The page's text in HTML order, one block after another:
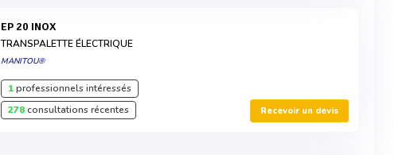
EP 20 INOX
TRANSPALETTE ÉLECTRIQUE
MANITOU®
1professionnels intéressés
278consultations récentes Recevoir un devis